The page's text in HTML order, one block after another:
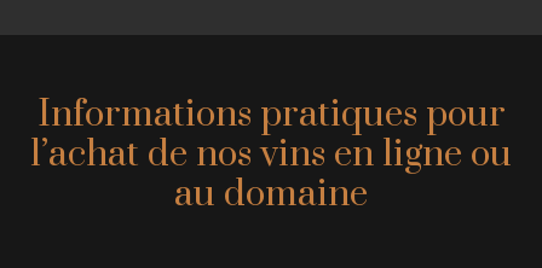
Informations pratiques pour
l’achat de nos vins en ligne ou
au domaine